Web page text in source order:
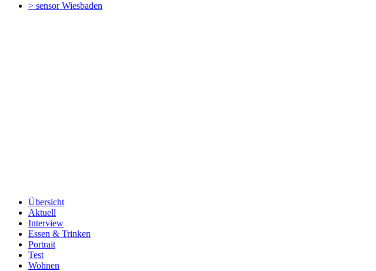
> sensorWiesbaden
Übersicht
Aktuell
Interview
Essen & Trinken
Portrait
Test
Wohnen